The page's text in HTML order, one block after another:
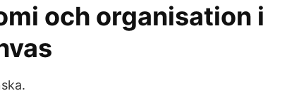
och organisation i